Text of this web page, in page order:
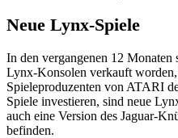
Neue Lynx-Spiele
In den vergangenen 12
Lynx-Konsolen verkauft
Spieleproduzenten von ATARI
Spiele investieren, sind neue
auch eine Version des Jaguar-
befinden.